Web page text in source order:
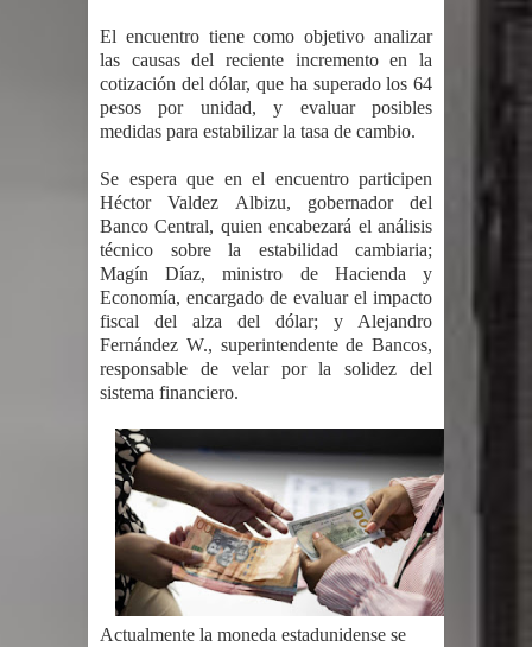
DIGEIG y Liga Municipal Dominicana
impulsan nuevas metas de
transparencia a través SISMAP
municipal
La Fiscalía de Bolivia ordena la
detención del expresidente Evo
Morales
Calor extremo para este jueves en
Miles de marroquíes cruzan la
frontera en masa para entrar a
España
TC declara inconstitucional decreto
El encuentro tiene como objetivo analizar
las causas del reciente incremento en la
cotización del dólar, que ha superado los 64
pesos por unidad, y evaluar posibles
medidas para estabilizar la tasa de cambio.
Se espera que en el encuentro participen
Héctor Valdez Albizu, gobernador del
Banco Central, quien encabezará el análisis
técnico sobre la estabilidad cambiaria;
Magín Díaz, ministro de Hacienda y
Economía, encargado de evaluar el impacto
fiscal del alza del dólar; y Alejandro
Fernández W., superintendente de Bancos,
responsable de velar por la solidez del
sistema financiero.
Actualmente la moneda estadunidense se